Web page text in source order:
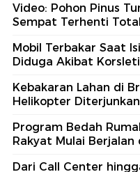
Video: Pohon Pinus
Sempat Terhenti Total
Mobil Terbakar Saat
Diduga Akibat
Kebakaran Lahan di
Helikopter Diterjunkan
Program Bedah
Rakyat Mulai Berjalan
Dari Call Center